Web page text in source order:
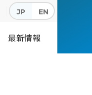
JP EN
最新情報